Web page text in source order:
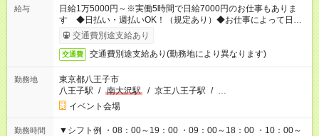
給与
日給1万5000円～※実働5時間で日給7000円のお仕事もありま
す ◆日払い・週払いOK！（規定あり）◆お仕事によって日給も
異なります
交通費別途支給あり
交通費 交通費別途支給あり(勤務地により異なります)
勤務地
東京都八王子市
八王子駅 / 南大沢駅 / 京王八王子駅 / …
イベント会場
勤務時間
▼シフト例 ・08：00～19：00 ・09：00～18：00 ・10：00～